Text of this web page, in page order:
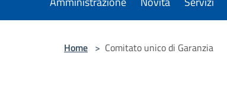
Home > Comitato unico di Garanzia